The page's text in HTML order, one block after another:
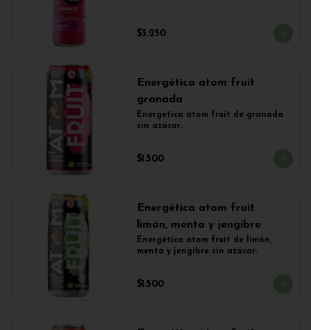
$3.250
Energética atom fruit
granada
Energética atom fruit de granada
sin azúcar.
$1.500
Energética atom fruit
limón, menta y jengibre
Energética atom fruit de limón,
menta y jengibre sin azúcar.
$1.500